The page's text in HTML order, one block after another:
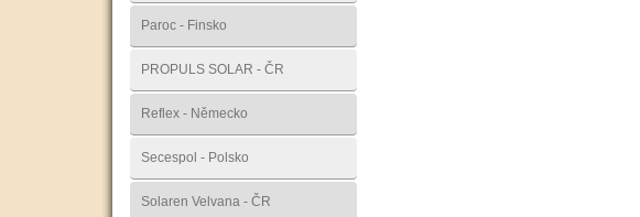
Paroc - Finsko
PROPULS SOLAR - ČR
Reflex - Německo
Secespol - Polsko
Solaren Velvana - ČR